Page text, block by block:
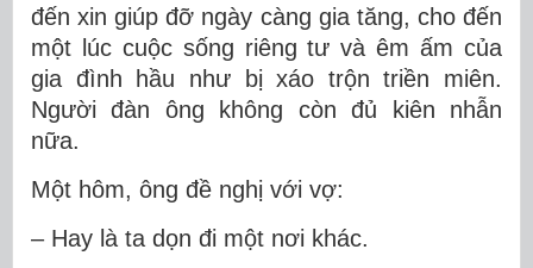
đến xin giúp đỡ ngày càng gia tăng, cho đến
một lúc cuộc sống riêng tư và êm ấm của
gia đình hầu như bị xáo trộn triền miên.
Người đàn ông không còn đủ kiên nhẫn
nữa.
Một hôm, ông đề nghị với vợ:
– Hay là ta dọn đi một nơi khác.